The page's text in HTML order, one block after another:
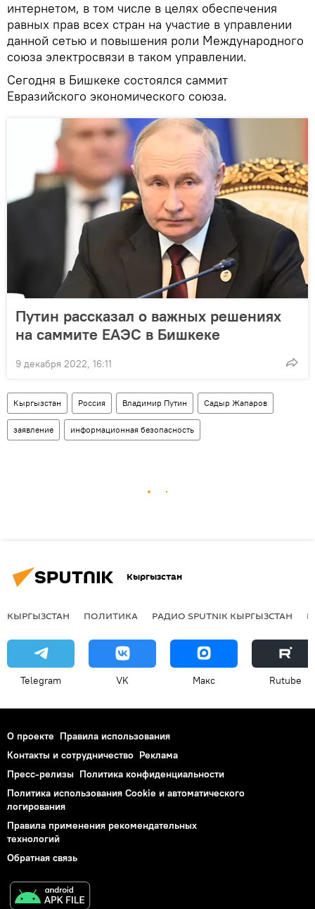
интернетом, в том числе в целях обеспечения
равных прав всех стран на участие в управлении
данной сетью и повышения роли Международного
союза электросвязи в таком управлении.
Сегодня в Бишкеке состоялся саммит
Евразийского экономического союза.
Путин рассказал о важных решениях
на саммите ЕАЭС в Бишкеке
9 декабря 2022, 16:11
Кыргызстан Россия Владимир Путин Садыр Жапаров
заявление информационная безопасность
Кыргызстан
КЫРГЫЗСТАН ПОЛИТИКА РАДИО SPUTNIK КЫРГЫЗСТАН
Telegram VK Макс Rutube
О проекте Правила использования
Контакты и сотрудничество Реклама
Пресс-релизы Политика конфиденциальности
Политика использования Cookie и автоматического
логирования
Правила применения рекомендательных
технологий
Обратная связь